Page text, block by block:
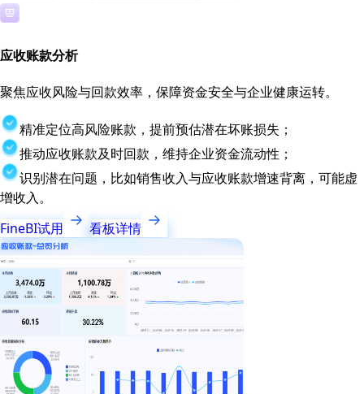
应收账款分析
聚焦应收风险与回款效率，保障资金安全与企业健康运转。
精准定位高风险账款，提前预估潜在坏账损失；
推动应收账款及时回款，维持企业资金流动性；
识别潜在问题，比如销售收入与应收账款增速背离，可能虚
增收入。
FineBI试用
看板详情